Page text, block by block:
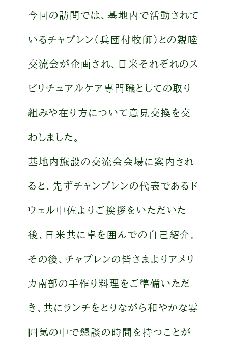
今回の訪問では、基地内で活動されて
いるチャプレン(兵団付牧師)との親睦
交流会が企画され、日米それぞれのス
ピリチュアルケア専門職としての取り
組みや在り方について意見交換を交
わしました。
基地内施設の交流会会場に案内され
ると、先ずチャンプレンの代表であるド
ウェル中佐よりご挨拶をいただいた
後、日米共に卓を囲んでの自己紹介。
その後、チャプレンの皆さまよりアメリ
カ南部の手作り料理をご準備いただ
き、共にランチをとりながら和やかな雰
囲気の中で懇談の時間を持つことが